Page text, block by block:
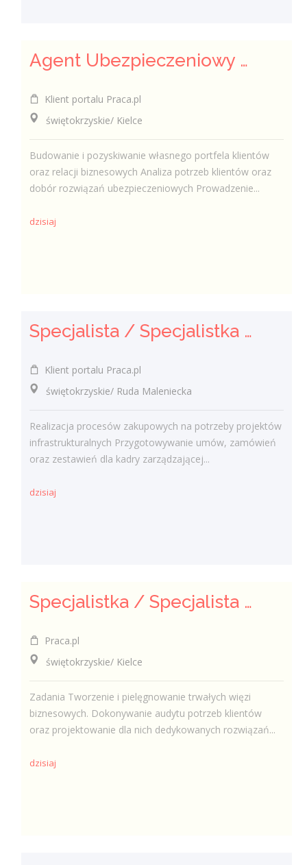
Agent Ubezpieczeniowy / Agentka Ubezpieczeniowa
Klient portalu Praca.pl
świętokrzyskie/ Kielce
Budowanie i pozyskiwanie własnego portfela klientów
oraz relacji biznesowych Analiza potrzeb klientów oraz
dobór rozwiązań ubezpieczeniowych Prowadzenie...
dzisiaj
Specjalista / Specjalistka ds. Zakupów
Klient portalu Praca.pl
świętokrzyskie/ Ruda Maleniecka
Realizacja procesów zakupowych na potrzeby projektów
infrastrukturalnych Przygotowywanie umów, zamówień
oraz zestawień dla kadry zarządzającej...
dzisiaj
Specjalistka / Specjalista ds. Sprzedaży ubezpieczeń
Praca.pl
świętokrzyskie/ Kielce
Zadania Tworzenie i pielęgnowanie trwałych więzi
biznesowych. Dokonywanie audytu potrzeb klientów
oraz projektowanie dla nich dedykowanych rozwiązań...
dzisiaj